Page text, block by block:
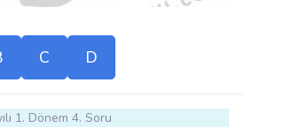
C D
1. Dönem 4. Soru